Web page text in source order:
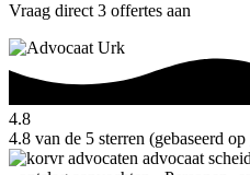
Vraag direct 3 offertes aan
4.8
4.8 van de 5 sterren (gebaseerd op